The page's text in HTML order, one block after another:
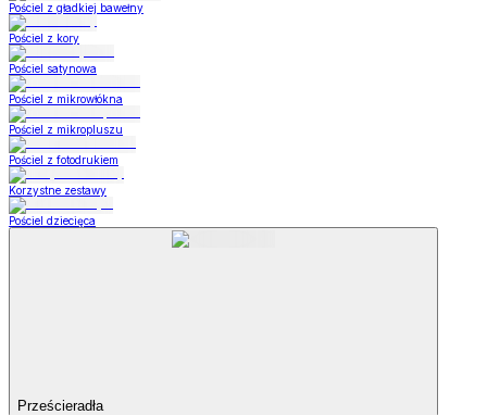
Pościel z gładkiej bawełny
Pościel z kory
Pościel satynowa
Pościel z mikrowłókna
Pościel z mikropluszu
Pościel z fotodrukiem
Korzystne zestawy
Pościel dziecięca
Prześcieradła